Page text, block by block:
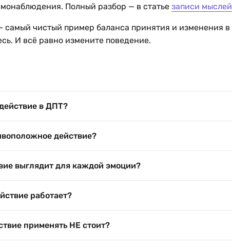
Полный разбор — в статье записи мыслей
самый чистый пример баланса принятия и изменения в
И всё равно измените поведение.
в ДПТ?
действие?
выглядит для каждой эмоции?
работает?
применять НЕ стоит?